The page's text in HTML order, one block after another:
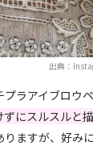
出典：
ラアイブロウ
にスルスルと
ますが、好み